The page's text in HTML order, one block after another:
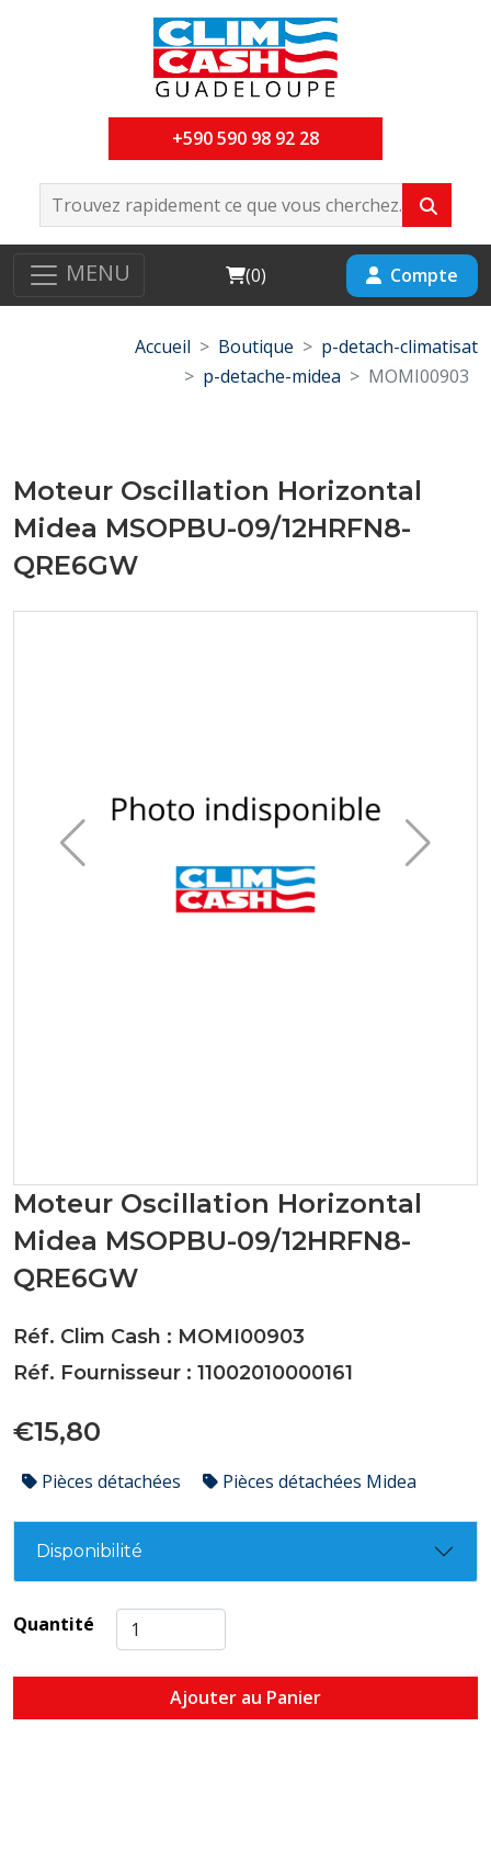
+590 590 98 92 28
MENU Cart
(0) Compte
Accueil Boutique
p-detach-climatisat
p-detache-midea
MOMI00903
Moteur Oscillation Horizontal
Midea MSOPBU-09/12HRFN8-
QRE6GW
Moteur Oscillation Horizontal
Midea MSOPBU-09/12HRFN8-
QRE6GW
Réf. Clim Cash : MOMI00903
Réf. Fournisseur : 11002010000161
€15,80
Pièces détachées Pièces détachées Midea
Disponibilité
Quantité
Ajouter au Panier